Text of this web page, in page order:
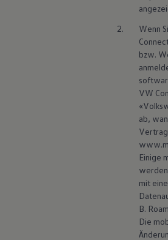
2.
Wenn
bzw.
VW
«
ab,
Einige
mit
B.
Die